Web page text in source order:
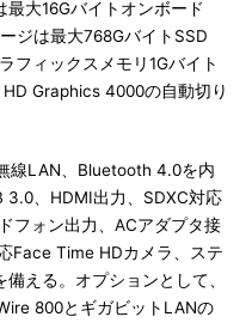
大16Gバイトオンボード
ジは最大768GバイトSSD
フィックスメモリ1Gバイト
Graphics 4000の自動切り
線LAN、Bluetooth 4.0を内
、HDMI出力、SDXC対応
フォン出力、ACアダプタ接
Face Time HDカメラ、ステ
える。オプションとして、
800とギガビットLANの